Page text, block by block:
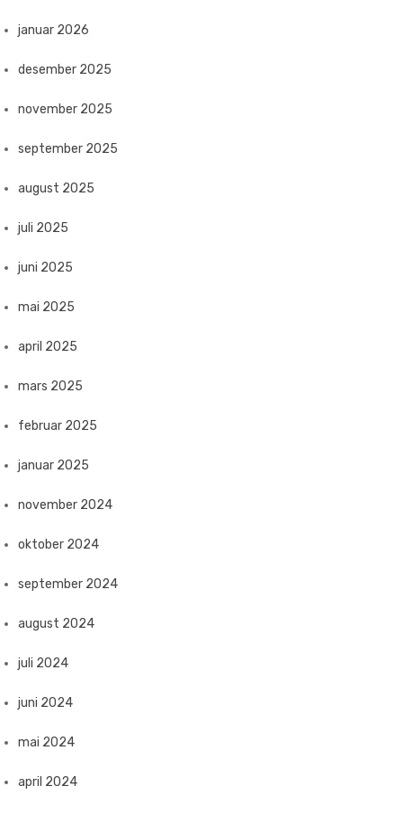
januar 2026
desember 2025
november 2025
september 2025
august 2025
juli 2025
juni 2025
mai 2025
april 2025
mars 2025
februar 2025
januar 2025
november 2024
oktober 2024
september 2024
august 2024
juli 2024
juni 2024
mai 2024
april 2024